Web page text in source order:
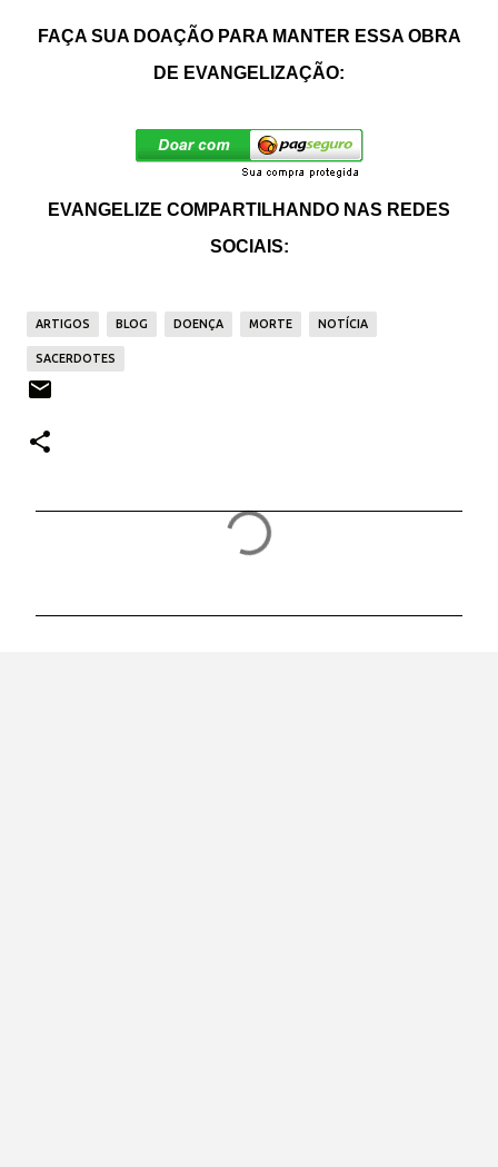
FAÇA SUA DOAÇÃO PARA MANTER ESSA OBRA
DE EVANGELIZAÇÃO:
EVANGELIZE COMPARTILHANDO NAS REDES
SOCIAIS:
ARTIGOS BLOG DOENÇA MORTE NOTÍCIA
SACERDOTES